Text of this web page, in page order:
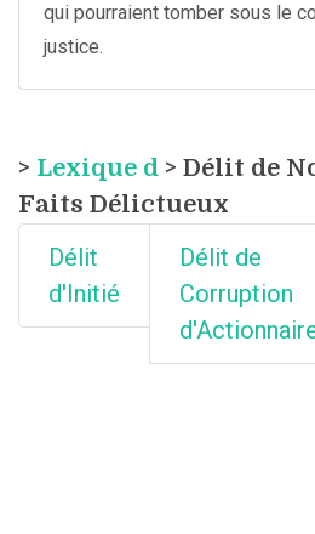
qui pourraient tomber sous le
justice.
> Lexique d > Délit de
Faits Délictueux
Délit
d'Initié
Délit de
Corruption